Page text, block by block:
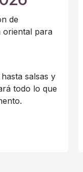
de
oriental para
salsas y
todo lo que